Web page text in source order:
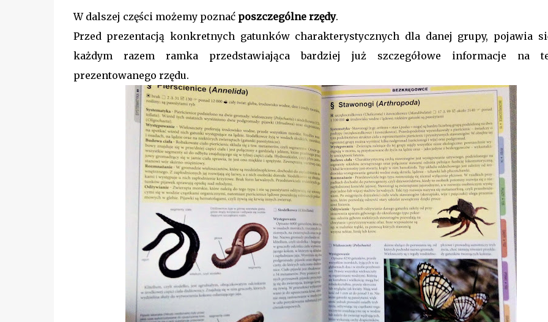
W dalszej części możemy poznać poszczególne rzędy.
Przed prezentacją konkretnych gatunków charakterystycznych dla danej grupy, pojawia
każdym razem ramka przedstawiająca bardziej już szczegółowe informacje na
prezentowanego rzędu.